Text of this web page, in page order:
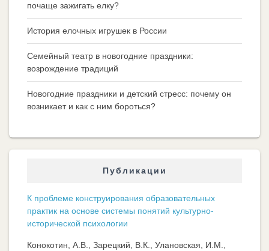
почаще зажигать елку?
История елочных игрушек в России
Семейный театр в новогодние праздники:
возрождение традиций
Новогодние праздники и детский стресс: почему он
возникает и как с ним бороться?
Публикации
К проблеме конструирования образовательных
практик на основе системы понятий культурно-
исторической психологии
Конокотин, А.В., Зарецкий, В.К., Улановская, И.М.,